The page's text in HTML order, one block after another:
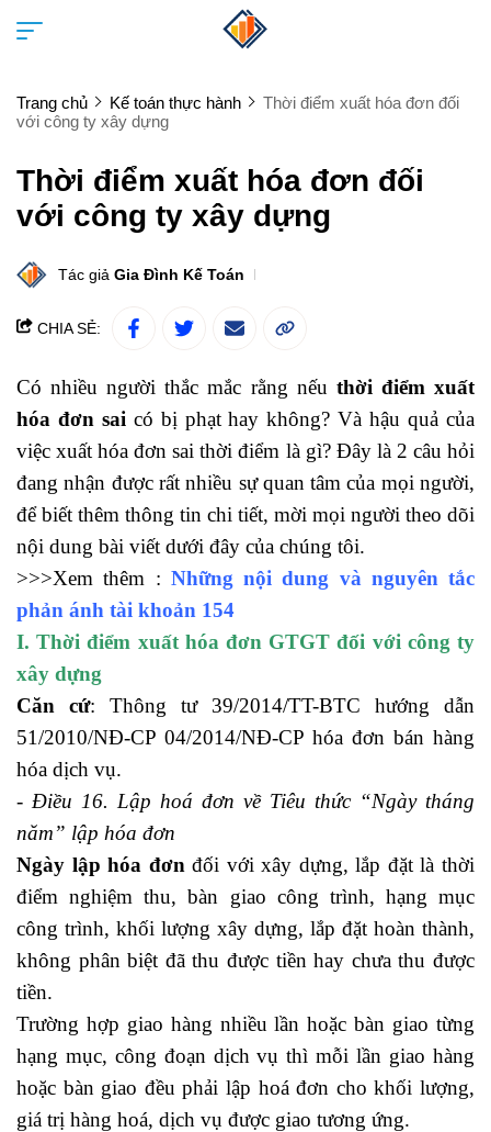
Trang chủ Kế toán thực hành
Thời điểm xuất hóa đơn đối
với công ty xây dựng
Thời điểm xuất hóa đơn đối
với công ty xây dựng
Tác giả Gia Đình Kế Toán
CHIA SẺ:
Có nhiều người thắc mắc rằng nếu thời điểm xuất
hóa đơn sai có bị phạt hay không? Và hậu quả của
việc xuất hóa đơn sai thời điểm là gì? Đây là 2 câu hỏi
đang nhận được rất nhiều sự quan tâm của mọi người,
để biết thêm thông tin chi tiết, mời mọi người theo dõi
nội dung bài viết dưới đây của chúng tôi.
>>>Xem thêm : Những nội dung và nguyên tắc
phản ánh tài khoản 154
I. Thời điểm xuất hóa đơn GTGT đối với công ty
xây dựng
Căn cứ: Thông tư 39/2014/TT-BTC hướng dẫn
51/2010/NĐ-CP 04/2014/NĐ-CP hóa đơn bán hàng
hóa dịch vụ.
- Điều 16. Lập hoá đơn về Tiêu thức “Ngày tháng
năm” lập hóa đơn
Ngày lập hóa đơn đối với xây dựng, lắp đặt là thời
điểm nghiệm thu, bàn giao công trình, hạng mục
công trình, khối lượng xây dựng, lắp đặt hoàn thành,
không phân biệt đã thu được tiền hay chưa thu được
tiền.
Trường hợp giao hàng nhiều lần hoặc bàn giao từng
hạng mục, công đoạn dịch vụ thì mỗi lần giao hàng
hoặc bàn giao đều phải lập hoá đơn cho khối lượng,
giá trị hàng hoá, dịch vụ được giao tương ứng.